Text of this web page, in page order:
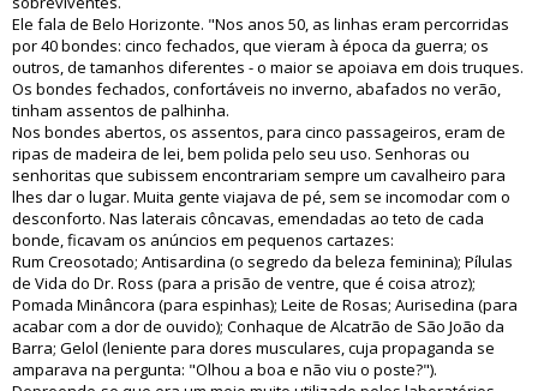
Ele fala de Belo Horizonte. "Nos anos 50, as linhas eram percorridas
por 40 bondes: cinco fechados, que vieram à época da guerra; os
outros, de tamanhos diferentes - o maior se apoiava em dois truques.
Os bondes fechados, confortáveis no inverno, abafados no verão,
tinham assentos de palhinha.
Nos bondes abertos, os assentos, para cinco passageiros, eram de
ripas de madeira de lei, bem polida pelo seu uso. Senhoras ou
senhoritas que subissem encontrariam sempre um cavalheiro para
lhes dar o lugar. Muita gente viajava de pé, sem se incomodar com o
desconforto. Nas laterais côncavas, emendadas ao teto de cada
bonde, ficavam os anúncios em pequenos cartazes:
Rum Creosotado; Antisardina (o segredo da beleza feminina); Pílulas
de Vida do Dr. Ross (para a prisão de ventre, que é coisa atroz);
Pomada Minâncora (para espinhas); Leite de Rosas; Aurisedina (para
acabar com a dor de ouvido); Conhaque de Alcatrão de São João da
Barra; Gelol (leniente para dores musculares, cuja propaganda se
amparava na pergunta: "Olhou a boa e não viu o poste?").